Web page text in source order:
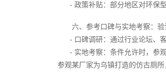
- 政策补贴：部分地区对环保
六、参考口碑与实地考察：
- 口碑调研：通过行业论坛、
- 实地考察：条件允许时，参
参观某厂家为乌镇打造的仿古厕